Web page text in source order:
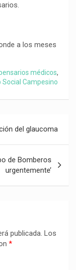
a los meses
médicos,
Social Campesino
del glaucoma
de Bomberos
urgentemente’
publicada. Los
*